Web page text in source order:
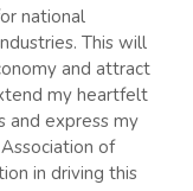
national
This will
and attract
my heartfelt
and express my
of
in driving this